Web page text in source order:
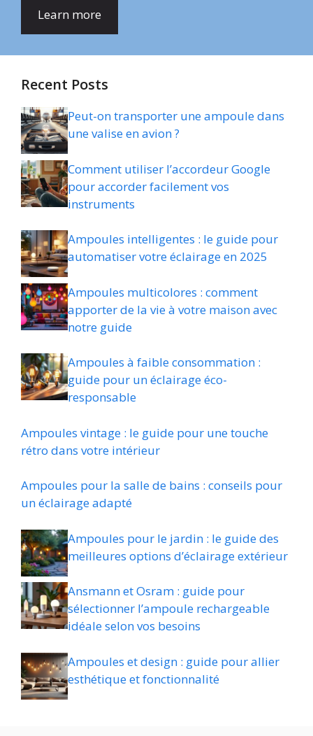
Learn more
Recent Posts
Peut-on transporter une ampoule dans
une valise en avion ?
Comment utiliser l’accordeur Google
pour accorder facilement vos
instruments
Ampoules intelligentes : le guide pour
automatiser votre éclairage en 2025
Ampoules multicolores : comment
apporter de la vie à votre maison avec
notre guide
Ampoules à faible consommation :
guide pour un éclairage éco-
responsable
Ampoules vintage : le guide pour une touche
rétro dans votre intérieur
Ampoules pour la salle de bains : conseils pour
un éclairage adapté
Ampoules pour le jardin : le guide des
meilleures options d’éclairage extérieur
Ansmann et Osram : guide pour
sélectionner l’ampoule rechargeable
idéale selon vos besoins
Ampoules et design : guide pour allier
esthétique et fonctionnalité